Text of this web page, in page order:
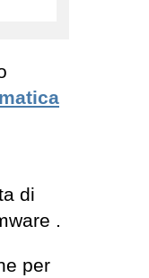
di
.
per